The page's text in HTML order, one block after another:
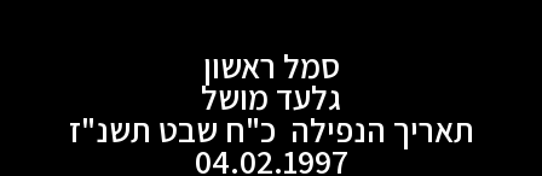
סמל ראשון
גלעד מושל
תאריך הנפילה כ"ח שבט תשנ"ז
04.02.1997